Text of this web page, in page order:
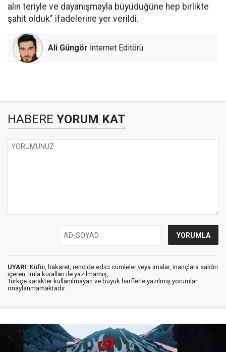
alın teriyle ve dayanışmayla büyüdüğüne hep birlikte
şahit olduk” ifadelerine yer verildi.
Ali Güngör İnternet Editörü
HABERE YORUM KAT
UYARI: Küfür, hakaret, rencide edici cümleler veya imalar, inançlara saldırı
içeren, imla kuralları ile yazılmamış,
Türkçe karakter kullanılmayan ve büyük harflerle yazılmış yorumlar
onaylanmamaktadır.